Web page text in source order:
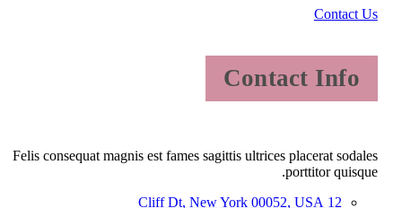
Contact Us
Contact Info
Felis consequat magnis est fames sagittis ultrices placerat sodales
porttitor quisque.
12 Cliff Dt, New York 00052, USA